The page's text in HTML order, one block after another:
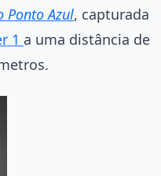
Ponto Azul, capturada
1 a uma distância de